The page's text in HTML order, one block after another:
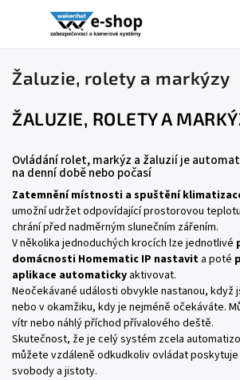
Žaluzie, rolety a markýzy
ŽALUZIE, ROLETY A
Ovládání rolet, markýz a žaluzií je
na denní době nebo počasí
Zatemnění místnosti a spuštění
umožní udržet odpovídající prostorovou
chrání před nadměrným slunečním zářením.
V několika jednoduchých krocích lze jednotlivé
domácnosti Homematic IP nastavit a poté
aplikace automaticky aktivovat.
Neočekávané události obvykle nastanou, když
nebo v okamžiku, kdy je nejméně očekáváte.
vítr nebo náhlý příchod přívalového deště.
Skutečnost, že je celý systém zcela
můžete vzdáleně odkudkoliv ovládat
svobody a jistoty.